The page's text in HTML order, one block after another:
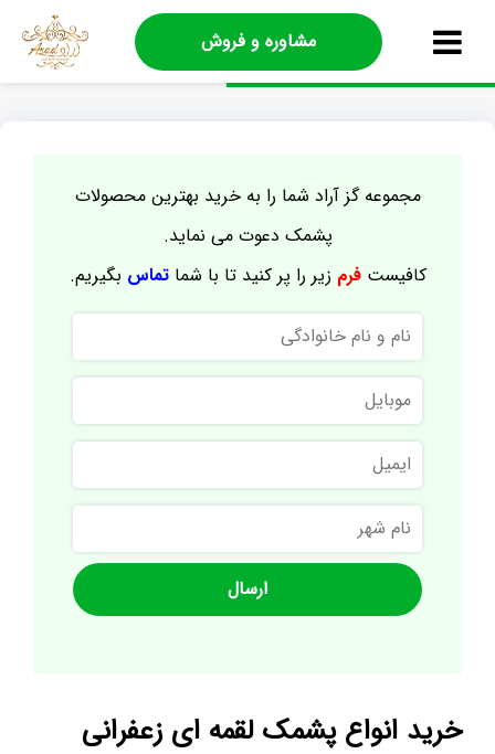
مشاوره و فروش
مجموعه گز آراد شما را به خرید بهترین محصولات
پشمک دعوت می نماید.
کافیستفرم زیر را پر کنید تا با شماتماس بگیریم.
نام
و
نام
خانوادگی
موبایل
ایمیل
نام
شهر
خرید انواع پشمک لقمه ای زعفرانی